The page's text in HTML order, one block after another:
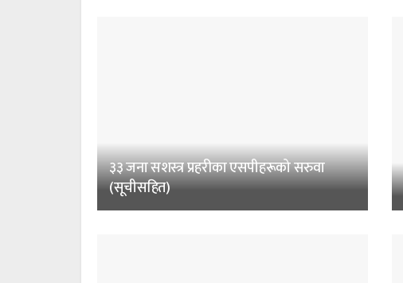
३३ जना सशस्त्र प्रहरीका एसपीहरूको सरुवा
(सूचीसहित)